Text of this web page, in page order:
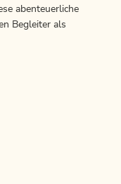
abenteuerliche
Begleiter als